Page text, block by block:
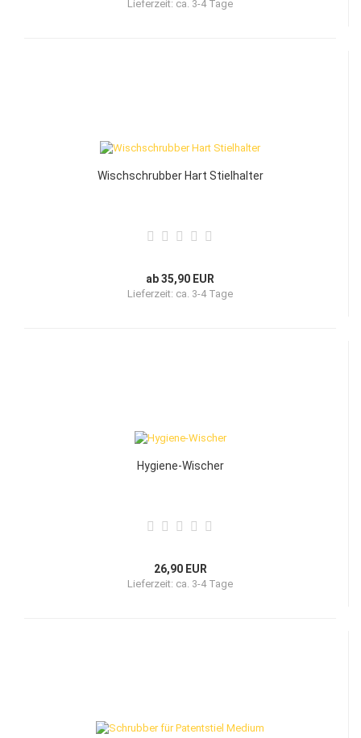
Lieferzeit: ca. 3-4 Tage
Wischschrubber Hart Stielhalter
ab 35,90 EUR
Lieferzeit: ca. 3-4 Tage
Hygiene-Wischer
26,90 EUR
Lieferzeit: ca. 3-4 Tage